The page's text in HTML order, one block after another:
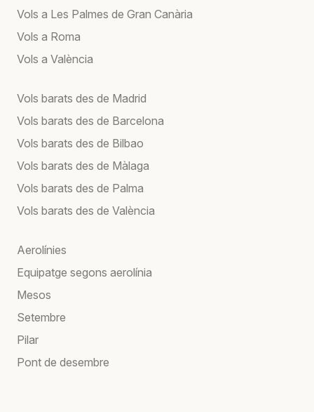
Vols a Les Palmes de Gran Canària
Vols a Roma
Vols a València
Vols barats des de Madrid
Vols barats des de Barcelona
Vols barats des de Bilbao
Vols barats des de Màlaga
Vols barats des de Palma
Vols barats des de València
Aerolínies
Equipatge segons aerolínia
Mesos
Setembre
Pilar
Pont de desembre